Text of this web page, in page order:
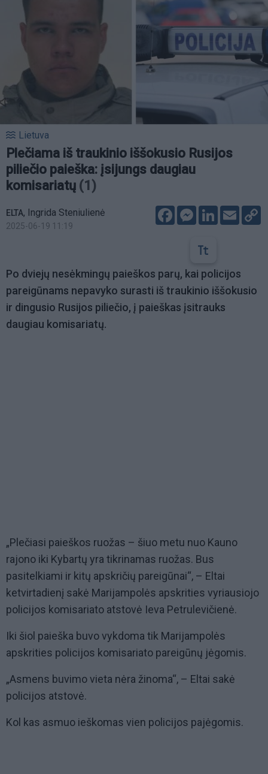
Lietuva
Plečiama iš traukinio iššokusio Rusijos
piliečio paieška: įsijungs daugiau
komisariatų (1)
ELTA, Ingrida Steniulienė
2025-06-19 11:19
FacebookMessenger
LinkedIn
Email
Po dviejų nesėkmingų paieškos parų, kai policijos
pareigūnams nepavyko surasti iš traukinio iššokusio
ir dingusio Rusijos piliečio, į paieškas įsitrauks
daugiau komisariatų.
„Plečiasi paieškos ruožas – šiuo metu nuo Kauno
rajono iki Kybartų yra tikrinamas ruožas. Bus
pasitelkiami ir kitų apskričių pareigūnai“, – Eltai
ketvirtadienį sakė Marijampolės apskrities vyriausiojo
policijos komisariato atstovė Ieva Petrulevičienė.
Iki šiol paieška buvo vykdoma tik Marijampolės
apskrities policijos komisariato pareigūnų jėgomis.
„Asmens buvimo vieta nėra žinoma“, – Eltai sakė
policijos atstovė.
Kol kas asmuo ieškomas vien policijos pajėgomis.